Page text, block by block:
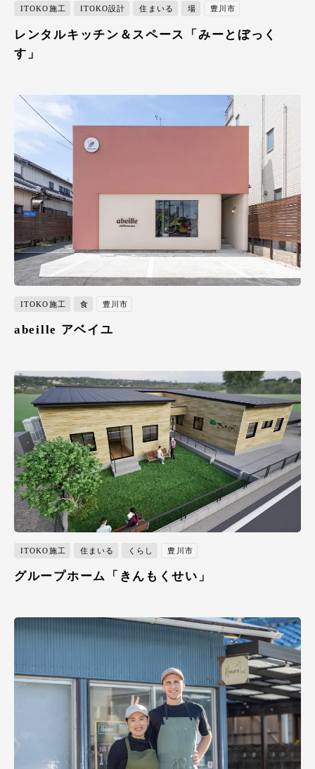
ITOKO施工 ITOKO設計 住まいる 場 豊川市
レンタルキッチン＆スペース「みーとぼっく
す」
ITOKO施工 食 豊川市
abeille アベイユ
ITOKO施工 住まいる くらし 豊川市
グループホーム「きんもくせい」